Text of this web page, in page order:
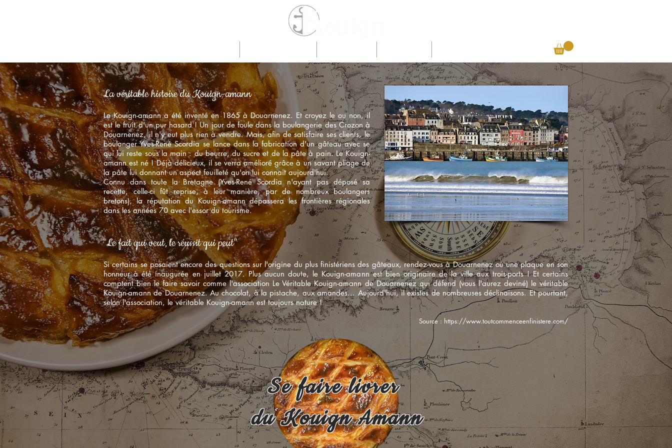
La véritable histoire du Kouign-amann
Le Kouign-amann a été inventé en 1865 à Douarnenez. Et croyez le ou non, il
est le fruit d'un pur hasard ! Un jour de foule dans la boulangerie des Crozon à
Douarnenez, il n'y eut plus rien à vendre. Mais, afin de satisfaire ses clients, le
boulanger Yves-René Scordia se lance dans la fabrication d'un gâteau avec se
qui lui reste sous la main : du beurre, du sucre et de la pâte à pain. Le Kouign-
amann est né ! Déjà délicieux, il se verra amélioré grâce à un savant pliage de
la pâte lui donnant un aspect feuilleté qu'on lui connait aujourd'hui.
Connu dans toute la Bretagne (Yves-René Scordia n'ayant pas déposé sa
recette, celle-ci fût reprise, à leur manière, par de nombreux boulangers
bretons), la réputation du Kouign-amann dépassera les frontières régionales
dans les années 70 avec l'essor du tourisme.
"Le fait qui veut, le réussit qui peut"
Si certains se posaient encore des questions sur l'origine du plus finistériens des gâteaux, rendez-vous à Douarnenez où une plaque en son
honneur à été inaugurée en juillet 2017. Plus aucun doute, le Kouign-amann est bien originaire de la ville aux trois-ports ! Et certains
comptent bien le faire savoir comme l'association Le Véritable Kouign-amann de Douarnenez qui défend (vous l'aurez deviné) le véritable
Kouign-amann de Douarnenez. Au chocolat, à la pistache, aux amandes... Aujourd'hui, il existes de nombreusesdéclinaisons. Et pourtant,
selon l'association, le véritable Kouign-amann est toujoursnature!
Source : https://www.toutcommenceenfinistere.com/
Se faire livrer
du Kouign Amann